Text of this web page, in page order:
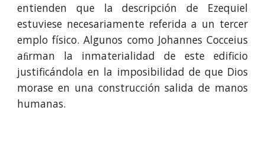
entienden que la descripción de Ezequiel
estuviese necesariamente referida a un tercer
emplo físico. Algunos como Johannes Cocceius
aﬁrman la inmaterialidad de este edificio
justificándola en la imposibilidad de que Dios
morase en una construcción salida de manos
humanas.